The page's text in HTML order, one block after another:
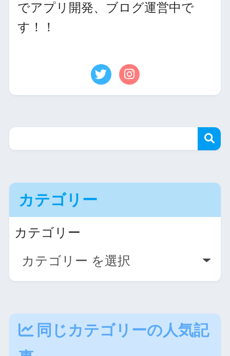
でアプリ開発、ブログ運営中で
す！！
カテゴリー
カテゴリー
同じカテゴリーの人気記